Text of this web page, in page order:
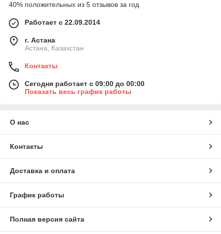
40% положительных из 5 отзывов за год
Работает с 22.09.2014
г. Астана
Астана, Казахстан
Контакты
Сегодня работает с 09:00 до 00:00
Показать весь график работы
О нас
Контакты
Доставка и оплата
График работы
Полная версия сайта